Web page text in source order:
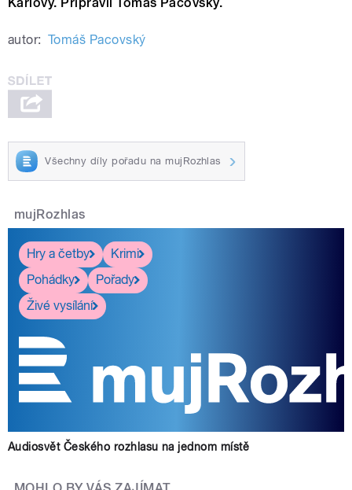
autor: Tomáš Pacovský
Všechny díly pořadu na mujRozhlas
mujRozhlas
Hry a četby
Krimi
Pohádky
Pořady
Živé vysílání
Audiosvět Českého rozhlasu na jednom místě